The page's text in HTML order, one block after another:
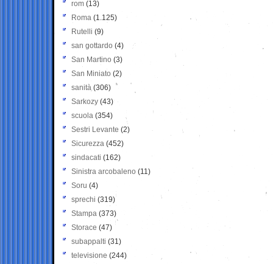
rom (13)
Roma (1.125)
Rutelli (9)
san gottardo (4)
San Martino (3)
San Miniato (2)
sanità (306)
Sarkozy (43)
scuola (354)
Sestri Levante (2)
Sicurezza (452)
sindacati (162)
Sinistra arcobaleno (11)
Soru (4)
sprechi (319)
Stampa (373)
Storace (47)
subappalti (31)
televisione(244)